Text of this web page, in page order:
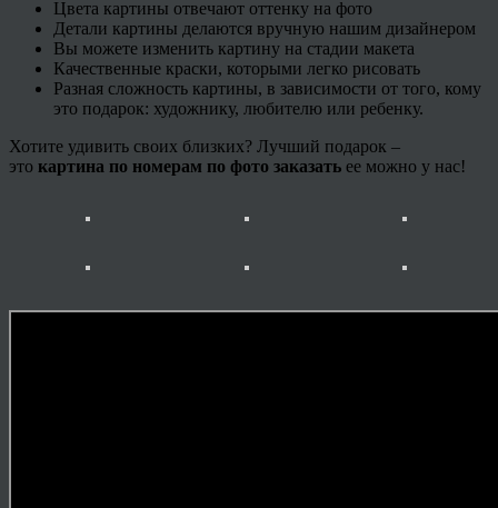
Цвета картины отвечают оттенку на фото
Детали картины делаются вручную нашим дизайнером
Вы можете изменить картину на стадии макета
Качественные краски, которыми легко рисовать
Разная сложность картины, в зависимости от того, кому
это подарок: художнику, любителю или ребенку.
Хотите удивить своих близких? Лучший подарок –
это картина по номерам по фото заказать ее можно у нас!